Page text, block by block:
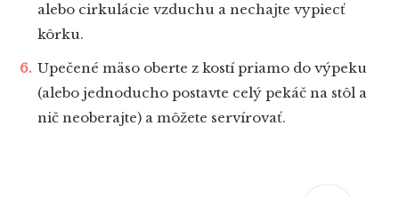
alebo cirkulácie vzduchu a nechajte vypiecť
kôrku.
Upečené mäso oberte z kostí priamo do výpeku
(alebo jednoducho postavte celý pekáč na stôl a
nič neoberajte) a môžete servírovať.